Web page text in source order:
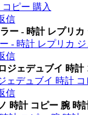
ピー 購入
信
ー - 時計 レプリカ
- 時計 レプリカ
信
ジェデュブイ 時計
ェデュブイ 時計
信
時計 コピー 腕 時